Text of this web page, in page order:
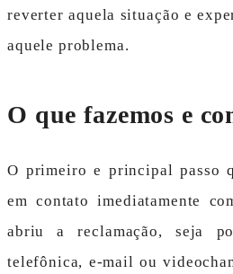
reverter aquela situação e
aquele problema.
O que fazemos e
O primeiro e principal passo
em contato imediatamente
abriu a reclamação, seja
telefônica, e-mail ou